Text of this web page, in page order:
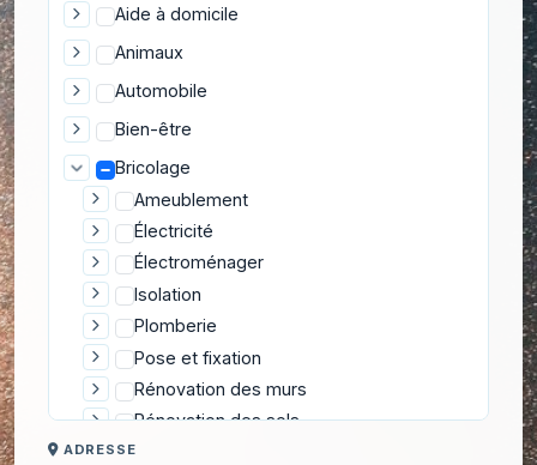
Aide à domicile
Animaux
Automobile
Bien-être
Bricolage
Ameublement
Électricité
Électroménager
Isolation
Plomberie
Pose et fixation
Rénovation des murs
Rénovation des sols
Réparation
ADRESSE